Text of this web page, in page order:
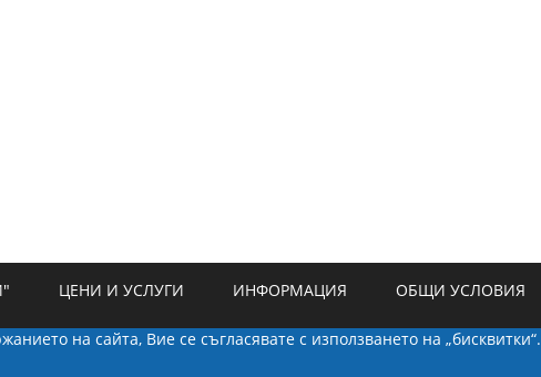
ЦЕНИ И УСЛУГИ ИНФОРМАЦИЯ ОБЩИ УСЛОВИЯ
на сайта, Вие се съгласявате с използването на „бисквитки“.